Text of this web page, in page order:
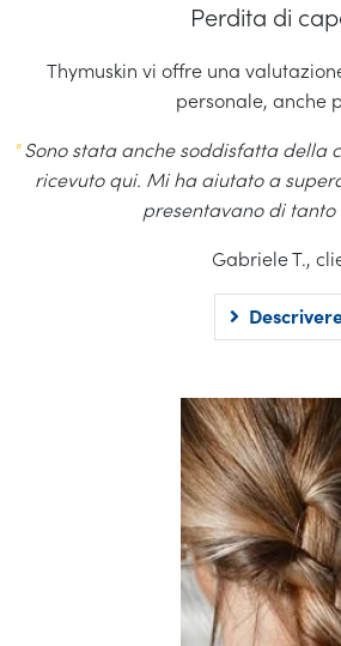
Perdita di
Thymuskin vi offre una
personale, anche
"Sono stata anche soddisfatta della
ricevuto qui. Mi ha aiutato a
presentavano di
Gabriele T.,